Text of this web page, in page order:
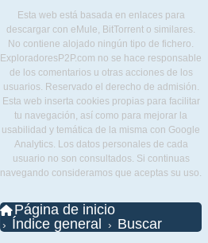
Esta web está basada en enlaces para
descargar con eMule, BitTorrent o similares.
No contiene alojado ningún tipo de fichero.
ExploradoresP2P.com no se hace responsable
de los comentarios u otras acciones de los
usuarios. Reservado el derecho de admisión.
Esta web inserta cookies propias para facilitar
tu navegación, así como para mejorar la
usabilidad y temática de la misma con Google
Analytics. Los datos personales de cada
usuario no son consultados. Si continuas
navegando consideramos que aceptas su uso.
Página de inicio
Índice general
Buscar